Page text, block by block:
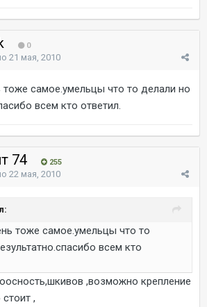
0
21 мая, 2010
тоже самое.умельцы что то делали но
всем кто ответил.
74 255
22 мая, 2010
тоже самое.умельцы что то
всем кто
,возможно крепление
,